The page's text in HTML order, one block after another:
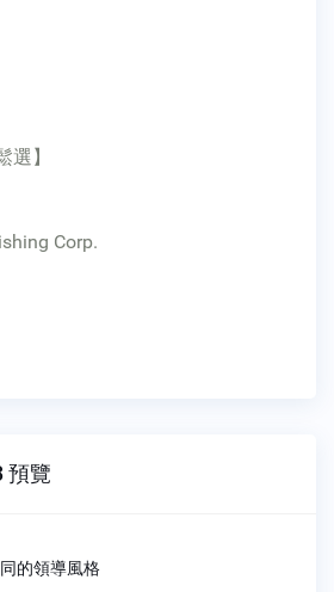
】
Corp.
預覽
整資源配置，拿捏「避險」與「專